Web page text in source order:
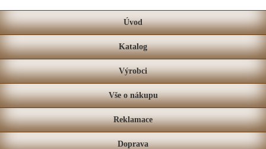
Úvod
Katalog
Výrobci
Vše o nákupu
Reklamace
Doprava